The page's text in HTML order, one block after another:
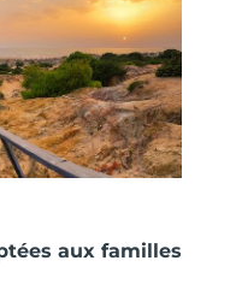
aux familles